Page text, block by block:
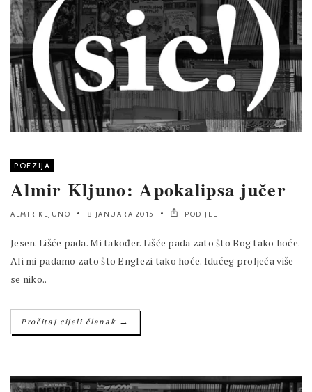
POEZIJA
Almir Kljuno: Apokalipsa jučer
ALMIR KLJUNO 8 JANUARA 2015 PODIJELI
Jesen. Lišće pada. Mi također. Lišće pada zato što Bog tako hoće.
Ali mi padamo zato što Englezi tako hoće. Idućeg proljeća više
se niko..
Pročitaj cijeli članak →